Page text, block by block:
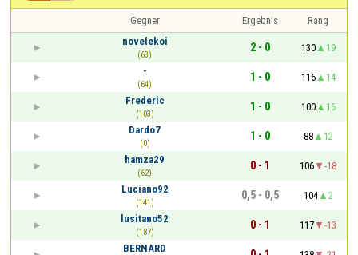
Gegner Ergebnis
Rang
novelekoi
(63)
2 - 0 130
19
-
(64)
1 - 0 116
14
Frederic
(103)
1 - 0 100
16
Dardo7
(0)
1 - 0 88
12
hamza29
(62)
0 - 1 106
-18
Luciano92
(141)
0,5 - 0,5 104
2
lusitano52
(187)
0 - 1 117
-13
BERNARD